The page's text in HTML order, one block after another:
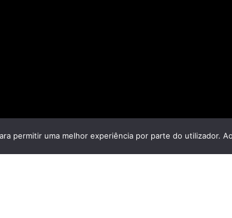
permitir uma melhor experiência por parte do utilizador.